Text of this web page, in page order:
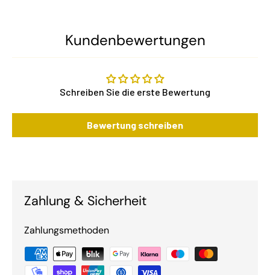
Kundenbewertungen
Schreiben Sie die erste Bewertung
Bewertung schreiben
Zahlung & Sicherheit
Zahlungsmethoden